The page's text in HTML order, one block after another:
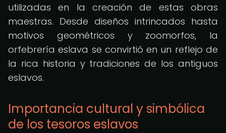
utilizadas en la creación de estas obras
maestras. Desde diseños intrincados hasta
motivos geométricos y zoomorfos, la
orfebrería eslava se convirtió en un reflejo de
la rica historia y tradiciones de los antiguos
eslavos.
Importancia cultural y simbólica
de los tesoros eslavos